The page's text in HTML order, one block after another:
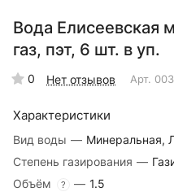
Вода Елисеевская
газ, пэт, 6 шт. в уп.
0 Нет отзывов Арт.
Характеристики
Вид воды — Минеральная,
Степень газирования —
Объём
? — 1.5